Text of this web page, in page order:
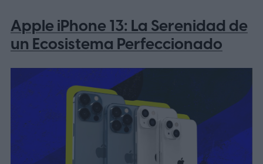
Apple iPhone 13: La Serenidad de
un Ecosistema Perfeccionado